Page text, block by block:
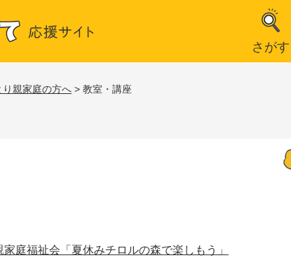
さがす
り親家庭の方へ > 教室・講座
庭福祉会「夏休みチロルの森で楽しもう」